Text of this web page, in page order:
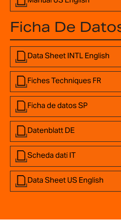
Ficha De
Data Sheet INTL English
Fiches Techniques FR
Ficha de datos SP
Datenblatt DE
Scheda dati IT
Data Sheet US English